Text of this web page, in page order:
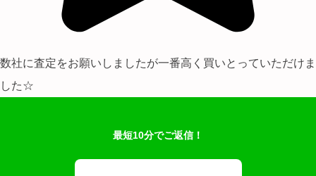
数社に査定をお願いしましたが一番高く買いとっていただけま
した☆
最短10分でご返信！